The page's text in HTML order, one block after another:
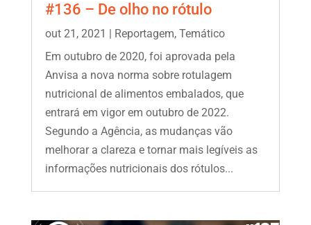
#136 – De olho no rótulo
out 21, 2021 | Reportagem, Temático
Em outubro de 2020, foi aprovada pela
Anvisa a nova norma sobre rotulagem
nutricional de alimentos embalados, que
entrará em vigor em outubro de 2022.
Segundo a Agência, as mudanças vão
melhorar a clareza e tornar mais legíveis as
informações nutricionais dos rótulos...